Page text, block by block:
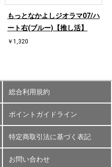
もっとなかよしジオラマ07/ハ
ート右(ブルー)【推し活】
￥1,320
総合利用規約
ポイントガイドライン
特定商取引法に基づく表記
お問い合わせ